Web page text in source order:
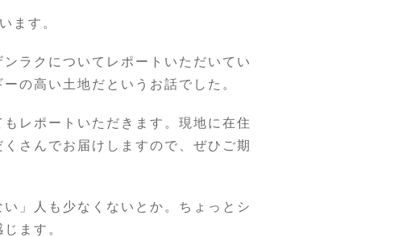
ます。
ラクについてレポートいただいてい
の高い土地だというお話でした。
レポートいただきます。現地に在住
さんでお届けしますので、ぜひご期
」人も少なくないとか。ちょっとシ
ます。